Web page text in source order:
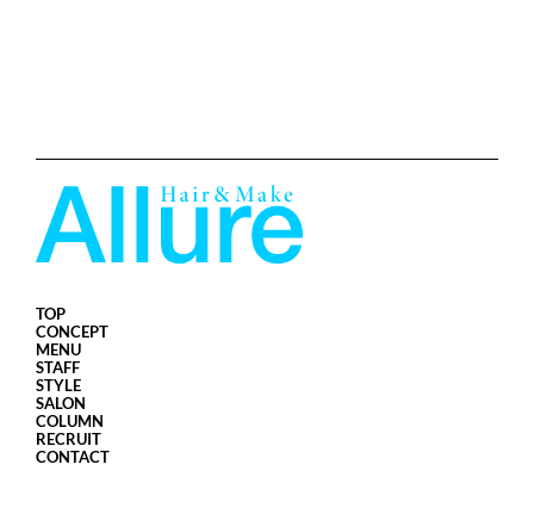
TOP
CONCEPT
MENU
STAFF
STYLE
SALON
COLUMN
RECRUIT
CONTACT